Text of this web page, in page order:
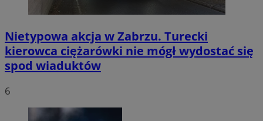
Nietypowa akcja w Zabrzu. Turecki
kierowca ciężarówki nie mógł wydostać się
spod wiaduktów
6